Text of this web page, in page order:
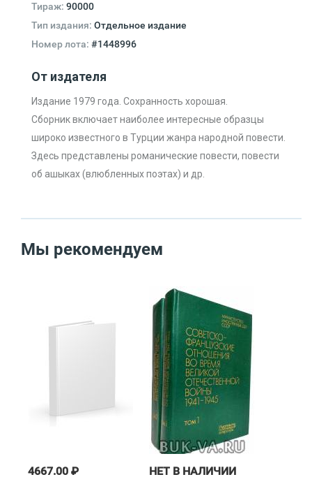
Тираж: 90000
Тип издания: Отдельное издание
Номер лота: #1448996
От издателя
Издание 1979 года. Сохранность хорошая.
Сборник включает наиболее интересные образцы
широко известного в Турции жанра народной повести.
Здесь представлены романические повести, повести
об ашыках (влюбленных поэтах) и др.
Мы рекомендуем
4667.00 ₽ НЕТ В НАЛИЧИИ